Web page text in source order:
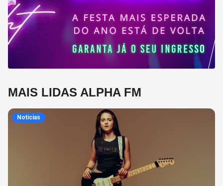
MAIS LIDAS ALPHA FM
Noticias